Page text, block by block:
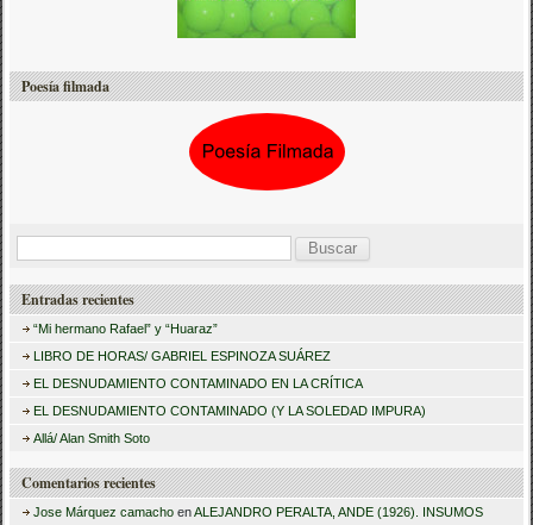
Poesía filmada
s
r
Entradas recientes
“Mi hermano Rafael” y “Huaraz”
LIBRO DE HORAS/ GABRIEL ESPINOZA SUÁREZ
EL DESNUDAMIENTO CONTAMINADO EN LA CRÍTICA
EL DESNUDAMIENTO CONTAMINADO (Y LA SOLEDAD IMPURA)
Allá/ Alan Smith Soto
Comentarios recientes
Jose Márquez camacho enALEJANDRO PERALTA, ANDE (1926). INSUMOS